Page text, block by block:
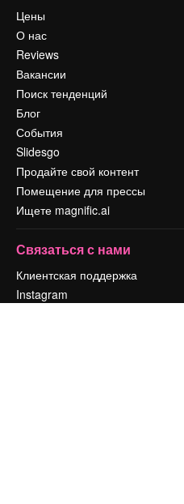
Цены
О нас
Reviews
Вакансии
Поиск тенденций
Блог
События
Slidesgo
Продайте свой контент
Помещение для прессы
Ищете magnific.ai
Связаться с нами
Клиентская поддержка
Instagram